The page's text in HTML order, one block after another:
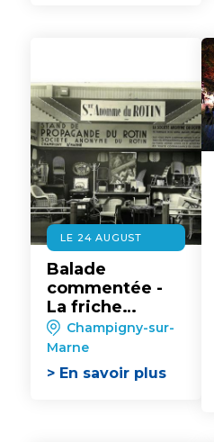
LE 24 AUGUST
Balade
commentée -
La friche
industrielle « Le
Rotin »
Champigny-sur-
Marne
> En savoir plus